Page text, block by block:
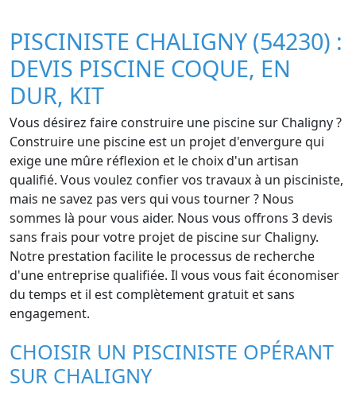
PISCINISTE CHALIGNY (54230) :
DEVIS PISCINE COQUE, EN
DUR, KIT
Vous désirez faire construire une piscine sur Chaligny ?
Construire une piscine est un projet d'envergure qui
exige une mûre réflexion et le choix d'un artisan
qualifié. Vous voulez confier vos travaux à un pisciniste,
mais ne savez pas vers qui vous tourner ? Nous
sommes là pour vous aider. Nous vous offrons 3 devis
sans frais pour votre projet de piscine sur Chaligny.
Notre prestation facilite le processus de recherche
d'une entreprise qualifiée. Il vous vous fait économiser
du temps et il est complètement gratuit et sans
engagement.
CHOISIR UN PISCINISTE OPÉRANT
SUR CHALIGNY